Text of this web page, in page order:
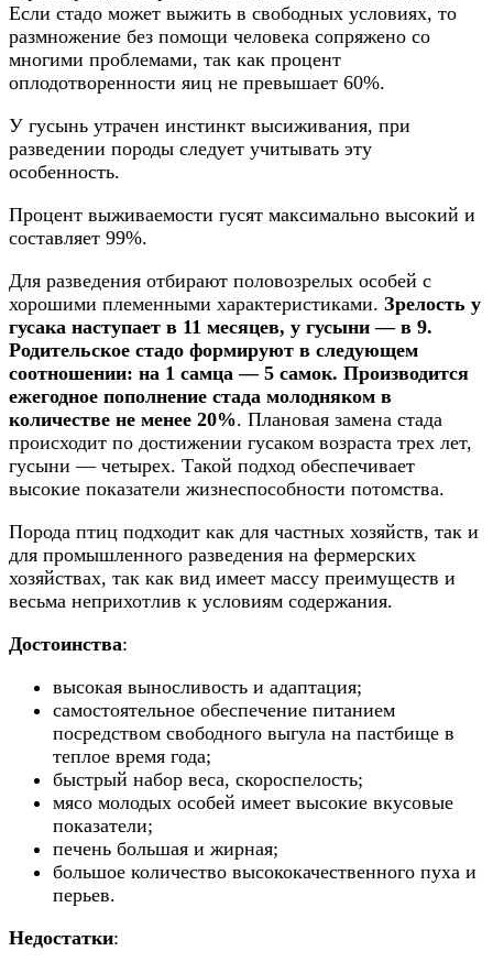
Если стадо может выжить в свободных условиях, то
размножение без помощи человека сопряжено со
многими проблемами, так как процент
оплодотворенности яиц не превышает 60%.
У гусынь утрачен инстинкт высиживания, при
разведении породы следует учитывать эту
особенность.
Процент выживаемости гусят максимально высокий и
составляет 99%.
Для разведения отбирают половозрелых особей с
хорошими племенными характеристиками. Зрелость у
гусака наступает в 11 месяцев, у гусыни — в 9.
Родительское стадо формируют в следующем
соотношении: на 1 самца — 5 самок. Производится
ежегодное пополнение стада молодняком в
количестве не менее 20%. Плановая замена стада
происходит по достижении гусаком возраста трех лет,
гусыни — четырех. Такой подход обеспечивает
высокие показатели жизнеспособности потомства.
Порода птиц подходит как для частных хозяйств, так и
для промышленного разведения на фермерских
хозяйствах, так как вид имеет массу преимуществ и
весьма неприхотлив к условиям содержания.
Достоинства:
высокая выносливость и адаптация;
самостоятельное обеспечение питанием
посредством свободного выгула на пастбище в
теплое время года;
быстрый набор веса, скороспелость;
мясо молодых особей имеет высокие вкусовые
показатели;
печень большая и жирная;
большое количество высококачественного пуха и
перьев.
Недостатки: